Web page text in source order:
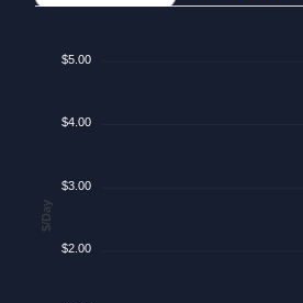
$5.00
$4.00
$3.00
$2.00
$/Day